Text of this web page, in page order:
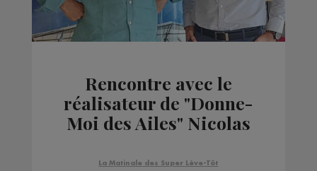
Rencontre avec le
réalisateur de "Donne-
Moi des Ailes" Nicolas
La Matinale des Super Lève-Tôt